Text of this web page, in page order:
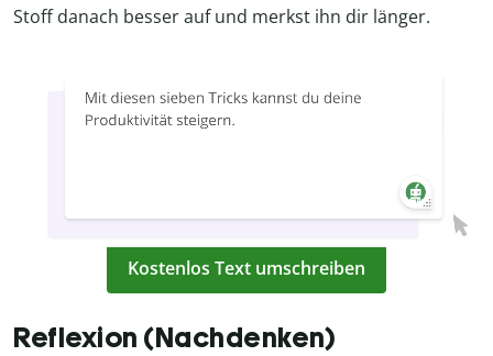
Stoff danach besser auf und merkst ihn dir länger.
Kostenlos Text umschreiben
Reflexion (Nachdenken)